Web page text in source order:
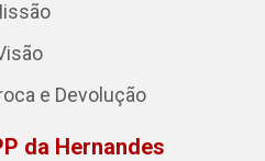
e Devolução
da Hernandes